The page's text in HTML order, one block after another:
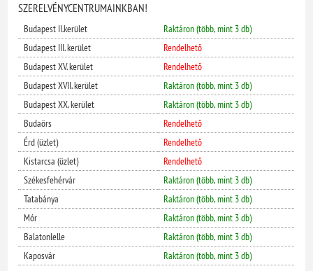
SZERELVÉNYCENTRUMAINKBAN!
Budapest II.kerület
Raktáron (több, mint 3 db)
Budapest III. kerület
Rendelhető
Budapest XV. kerület
Rendelhető
Budapest XVII. kerület
Raktáron (több, mint 3 db)
Budapest XX. kerület
Raktáron (több, mint 3 db)
Budaörs
Rendelhető
Érd (üzlet)
Rendelhető
Kistarcsa (üzlet)
Rendelhető
Székesfehérvár
Raktáron (több, mint 3 db)
Tatabánya
Raktáron (több, mint 3 db)
Mór
Raktáron (több, mint 3 db)
Balatonlelle
Raktáron (több, mint 3 db)
Kaposvár
Raktáron (több, mint 3 db)